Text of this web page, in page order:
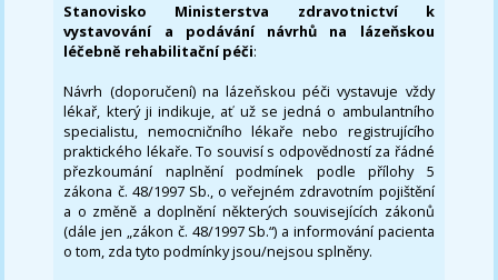
Stanovisko Ministerstva zdravotnictví k
vystavování a podávání návrhů na lázeňskou
léčebně rehabilitační péči:
Návrh (doporučení) na lázeňskou péči vystavuje vždy
lékař, který ji indikuje, ať už se jedná o ambulantního
specialistu, nemocničního lékaře nebo registrujícího
praktického lékaře. To souvisí s odpovědností za řádné
přezkoumání naplnění podmínek podle přílohy 5
zákona č. 48/1997 Sb., o veřejném zdravotním pojištění
a o změně a doplnění některých souvisejících zákonů
(dále jen „zákon č. 48/1997 Sb.“) a informování pacienta
o tom, zda tyto podmínky jsou/nejsou splněny.